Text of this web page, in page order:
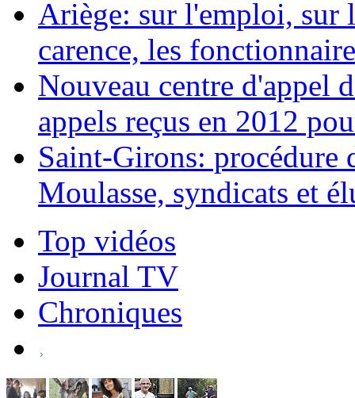
Ariège: sur l'emploi, sur
carence, les
Nouveau centre d'appel
appels reçus en 2012
Saint-Girons: procédure
Moulasse, syndicats et
Top vidéos
Journal TV
Chroniques